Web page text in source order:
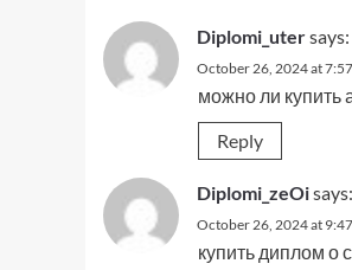
Diplomi_utersays:
October 26, 2024 at
можно ли купить
Reply
Diplomi_zeOisays:
October 26, 2024 at
купить диплом о